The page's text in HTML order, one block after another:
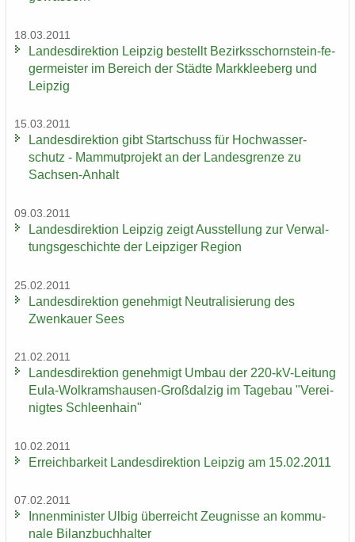
18.03.2011
Lan­des­di­rek­ti­on Leip­zig be­stellt Bezirksschornstein-​ fe­
ger­meis­ter im Be­reich der Städ­te Mark­klee­berg und
Leip­zig
15.03.2011
Lan­des­di­rek­ti­on gibt Start­schuss für Hoch­was­ser­
schutz - Mam­mut­pro­jekt an der Lan­des­gren­ze zu
Sachsen-​Anhalt
09.03.2011
Lan­des­di­rek­ti­on Leip­zig zeigt Aus­stel­lung zur Ver­wal­
tungs­ge­schich­te der Leip­zi­ger Re­gi­on
25.02.2011
Lan­des­di­rek­ti­on ge­neh­migt Neu­tra­li­sie­rung des
Zwenkau­er Sees
21.02.2011
Lan­des­di­rek­ti­on ge­neh­migt Umbau der 220-​kV-Leitung
Eula-​Wolkramshausen-Großdalzig im Ta­ge­bau "Ver­ei­
nig­tes Schleen­hain"
10.02.2011
Er­reich­bar­keit Lan­des­di­rek­ti­on Leip­zig am 15.02.2011
07.02.2011
In­nen­mi­nis­ter Ulbig über­reicht Zeug­nis­se an kom­mu­
na­le Bi­lanz­buch­hal­ter